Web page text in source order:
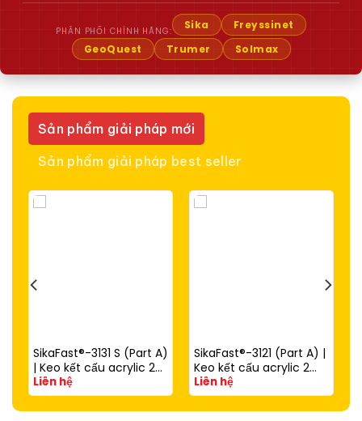
PHÂN PHỐI CHÍNH HÃNG: Sika
Freyssinet
GeoQuest
Trumer Solmax
Sản phẩm giải pháp mới
Sản phẩm giải pháp best seller
SikaFast®-3131 S (Part A)
| Keo kết cấu acrylic 2
thành phần đóng rắn
nhanh dùng với
SikaFast®-3081 N (Part
Liên hệ
SikaFast®-3121 (Part A) |
Keo kết cấu acrylic 2
thành phần đóng rắn
nhanh (dùng với
SikaFast®-3081 N Part B)
Liên hệ